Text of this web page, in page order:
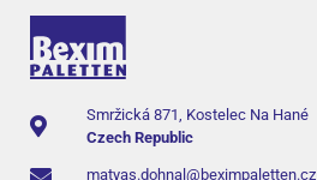
Smržická 871, Kostelec Na Hané
Czech Republic
matyas.dohnal@beximpaletten.cz